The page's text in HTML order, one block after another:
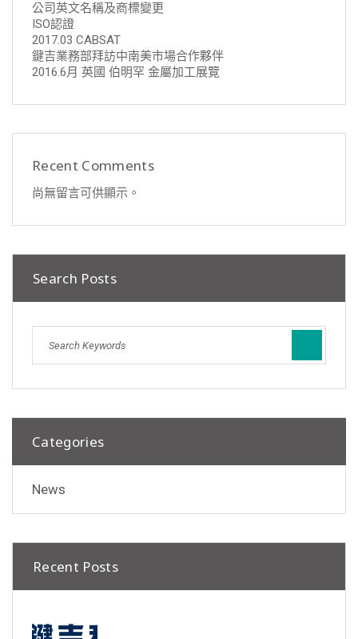
公司英文名稱及商標變更
ISO認證
2017.03 CABSAT
鍵吉業務部拜訪中南美市場合作夥伴
2016.6月 英國 伯明罕 金屬加工展覽
Recent Comments
尚無留言可供顯示。
Search Posts
Categories
News
Recent Posts